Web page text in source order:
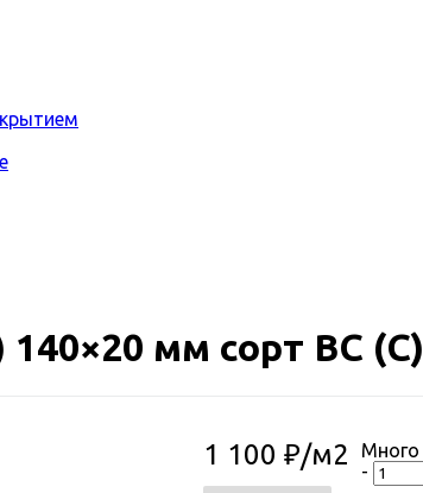
мм сорт ВС (С)
1 100 ₽/м2
Много
-